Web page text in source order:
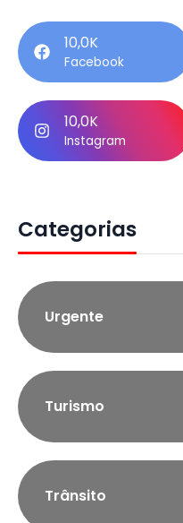
10,0K
Facebook
10,0K
Instagram
Categorias
Urgente
Turismo
Trânsito